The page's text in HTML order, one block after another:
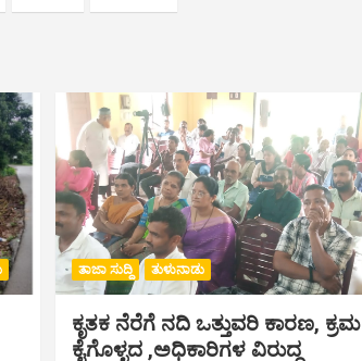
ತಾಜಾ ಸುದ್ದಿ ತುಳುನಾಡು
ಕೃತಕ ನೆರೆಗೆ ನದಿ ಒತ್ತುವರಿ ಕಾರಣ, ಕ್ರಮ
ಕೈಗೊಳ್ಳದ ,ಅಧಿಕಾರಿಗಳ ವಿರುದ್ದ